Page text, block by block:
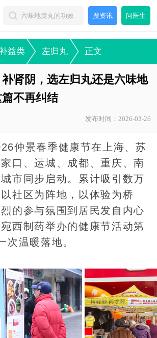
搜资讯 问医生
益类 左归丸 正文
肾阴，选左归丸还是六味地
不再纠结
发布时间：2026-03-26
仲景春季健康节在上海、苏
口、运城、成都、重庆、南
市同步启动。累计吸引数万
社区为阵地，以体验为桥
的参与氛围到居民发自内心
西制药举办的健康节活动第
次温暖落地。